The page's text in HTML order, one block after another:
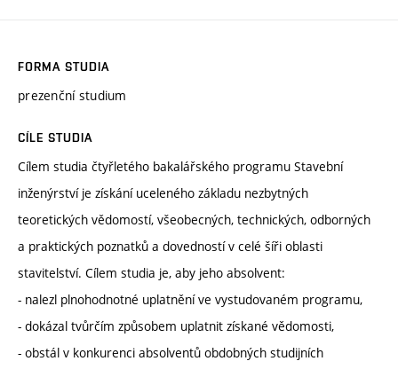
FORMA STUDIA
prezenční studium
CÍLE STUDIA
Cílem studia čtyřletého bakalářského programu Stavební
inženýrství je získání uceleného základu nezbytných
teoretických vědomostí, všeobecných, technických, odborných
a praktických poznatků a dovedností v celé šíři oblasti
stavitelství. Cílem studia je, aby jeho absolvent:
- nalezl plnohodnotné uplatnění ve vystudovaném programu,
- dokázal tvůrčím způsobem uplatnit získané vědomosti,
- obstál v konkurenci absolventů obdobných studijních